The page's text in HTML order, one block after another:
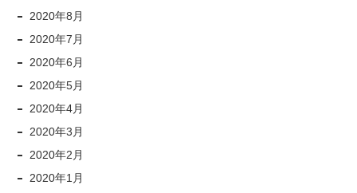
2020年8月
2020年7月
2020年6月
2020年5月
2020年4月
2020年3月
2020年2月
2020年1月